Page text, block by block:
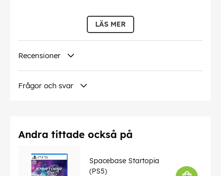
LÄS MER
Recensioner
Frågor och svar
Andra tittade också på
Spacebase Startopia
(PS5)